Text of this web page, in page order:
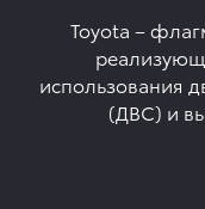
Toyota –
использования
(ДВС) и